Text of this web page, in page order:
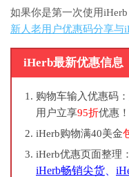
如果你是第一次使用
新人老用户优惠码分享与
iHerb最新优惠信息
购物车输入优惠码：
用户立享95折优惠！
iHerb购物满40美金
iHerb优惠页面整理：
iHerb畅销尖货